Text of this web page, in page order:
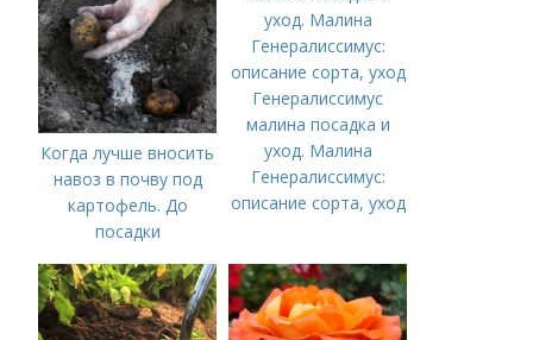
Когда лучше вносить
навоз в почву под
картофель. До
посадки
Генералиссимус
малина посадка и
уход. Малина
Генералиссимус:
описание сорта, уход